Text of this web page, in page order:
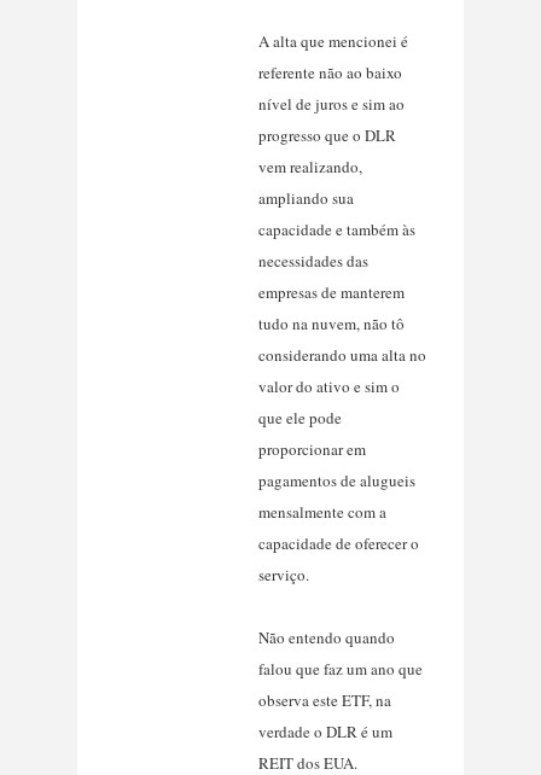
A alta que mencionei é
referente não ao baixo
nível de juros e sim ao
progresso que o DLR
vem realizando,
ampliando sua
capacidade e também às
necessidades das
empresas de manterem
tudo na nuvem, não tô
considerando uma alta no
valor do ativo e sim o
que ele pode
proporcionar em
pagamentos de alugueis
mensalmente com a
capacidade de oferecer o
serviço.
Não entendo quando
falou que faz um ano que
observa este ETF, na
verdade o DLR é um
REIT dos EUA.